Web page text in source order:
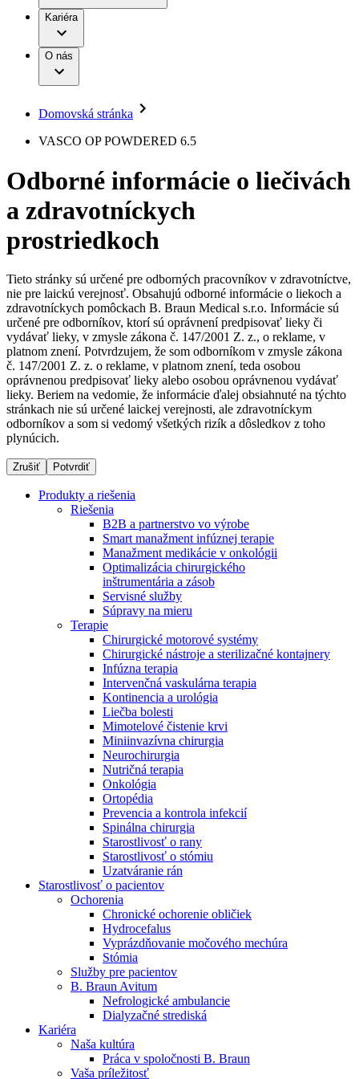
Terapie
Kontinencia a urológia
Liečba bolesti
Miniinvazívna chirurgia
Nutričná terapia
Onkológia
Ortopédia
Prevencia a kontrola infekcií
Spinálna chirurgia
Starostlivosť o rany
Uzatváranie rán
Riešenia
Terapie
Produktový katalóg​
Objavte naše produkty. ​Navštívte produktový katalóg B.
Braun​ s našim kompletným produktovým portfóliom.​
B. Braun Avitum
Ochorenia
Služby pre pacientov
Dialyzačné strediská
B. Braun Avitum poskytuje kvalitnú dialyzačnú starostlivosť
vo všetkých svojich strediskách na Slovensku. Viac
informácií nájdete na stránke jednotlivých stredísk.
Nefrologické ambulancie
V nefrologických ambulanciách prevádzkujeme poradenstvo
a prípravu pacientov k jednotlivým metódam náhrady funkcie
obličiek. Zvoľte si mesto, ktoré potrebujete a navštívte nás.
Práca a kariéra
Naša kultúra
Vaša príležitosť
Nájdite si prácu u nás​
Objavte svoje kariérne príležitosti ​v B. Braun. Vyhľadajte náš
trh práce​ pre zaujímavé pozície na Slovensku.​
Zodpovednosť
Médiá
Tlačové správy
Kontakt
Kontaktný formulár
Spoločnosť
Médiá
Kontakt
Zostaňte v dialógu s B. Braun. Kontaktujte nás.
Kariéra
O nás
Domovská stránka
VASCO OP POWDERED 6.5
Odborné informácie o liečivách
a zdravotníckych
prostriedkoch
Tieto stránky sú určené pre odborných pracovníkov v zdravotníctve,
nie pre laickú verejnosť. Obsahujú odborné informácie o liekoch a
zdravotníckych pomôckach B. Braun Medical s.r.o. Informácie sú
určené pre odborníkov, ktorí sú oprávnení predpisovať lieky či
vydávať lieky, v zmysle zákona č. 147/2001 Z. z., o reklame, v
platnom znení. Potvrdzujem, že som odborníkom v zmysle zákona
č. 147/2001 Z. z. o reklame, v platnom znení, teda osobou
oprávnenou predpisovať lieky alebo osobou oprávnenou vydávať
lieky. Beriem na vedomie, že informácie ďalej obsiahnuté na týchto
stránkach nie sú určené laickej verejnosti, ale zdravotníckym
odborníkov a som si vedomý všetkých rizík a dôsledkov z toho
plynúcich.
Zrušiť Potvrdiť
Produkty a riešenia
Riešenia
B2B a partnerstvo vo výrobe
Smart manažment infúznej terapie
Manažment medikácie v onkológii
Optimalizácia chirurgického
inštrumentária a zásob
Servisné služby
Súpravy na mieru
Terapie
Chirurgické motorové systémy
Chirurgické nástroje a sterilizačné kontajnery
Infúzna terapia
Intervenčná vaskulárna terapia
Kontinencia a urológia
Liečba bolesti
Mimotelové čistenie krvi
Miniinvazívna chirurgia
Neurochirurgia
Nutričná terapia
Onkológia
Ortopédia
Prevencia a kontrola infekcií
Spinálna chirurgia
Starostlivosť o rany
Starostlivosť o stómiu
Uzatváranie rán
Starostlivosť o pacientov
Ochorenia
Chronické ochorenie obličiek
Hydrocefalus
Vyprázdňovanie močového mechúra
Stómia
Služby pre pacientov
B. Braun Avitum
Nefrologické ambulancie
Dialyzačné strediská
Kariéra
Naša kultúra
Práca v spoločnosti B. Braun
Vaša príležitosť